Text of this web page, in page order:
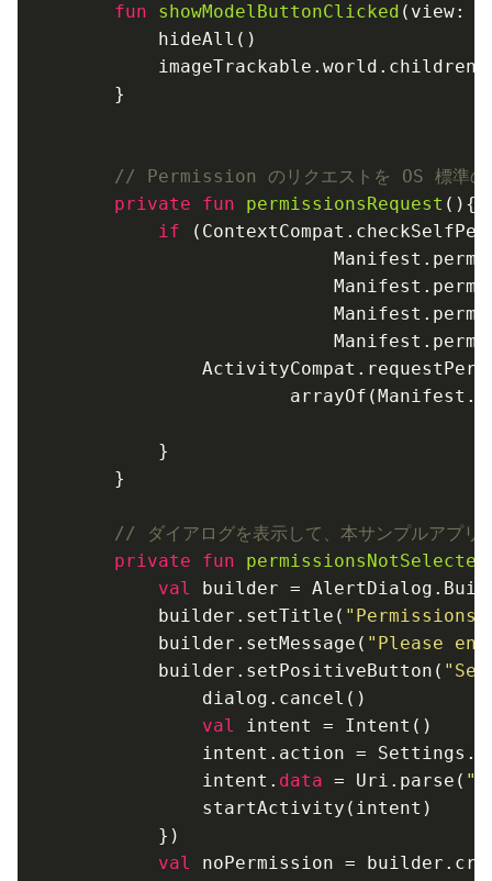
fun showModelButtonClicked (view:
        hideAll()
        imageTrackable.world.children[
    }
// Permission のリクエストを OS 標準
private
fun permissionsRequest () {
if
        }
    }
// ダイアログを表示して、本サンプルアプリ
private
fun permissionsNotSelected
val
builder =
        builder.setTitle(
"Permissions
        builder.setMessage(
"Please
        builder.setPositiveButton(
            dialog.cancel()
val
intent = Intent()
intent.action =
            intent.
data = Uri.parse(
            startActivity(intent)
        })
val
noPermission =